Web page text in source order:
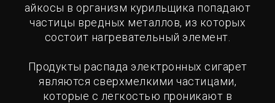
айкосы в организм курильщика попадают
частицы вредных металлов, из которых
состоит нагревательный элемент.
Продукты распада электронных сигарет
являются сверхмелкими частицами,
которые с легкостью проникают в